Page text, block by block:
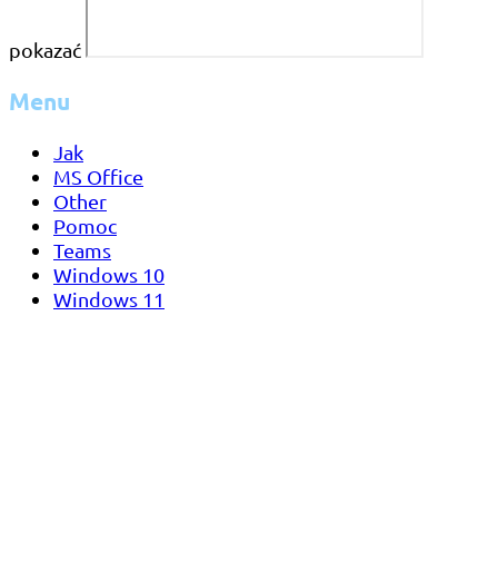
pokazać
Menu
Jak
MS Office
Other
Pomoc
Teams
Windows 10
Windows 11